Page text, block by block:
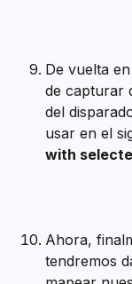
De vuelta en
de capturar
del
usar en el
with
Ahora,
tendremos